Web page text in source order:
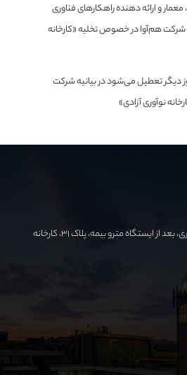
و ارائه دهنده راهکارهای فناوری
شرکت هم‌آوا در خصوص تخلیه «کارخانه
دربیانیه شرکت
نوآوری آزادی»
تهران، میدان آزادی، اتوبان لشگری، بعد از ایستگاه مترو بیمه، پلاک ۳۱، کارخانه